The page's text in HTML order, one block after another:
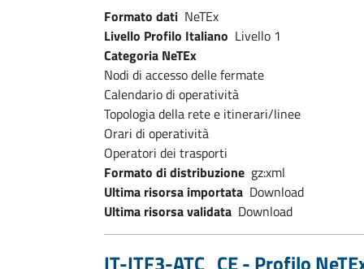
Formato dati NeTEx
Livello Profilo Italiano Livello 1
Categoria NeTEx
Nodi di accesso delle fermate
Calendario di operatività
Topologia della rete e itinerari/linee
Orari di operatività
Operatori dei trasporti
Formato di distribuzione gz:xml
Ultima risorsa importata Download
Ultima risorsa validata Download